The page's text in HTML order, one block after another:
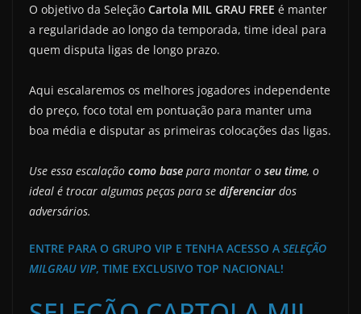
O objetivo da Seleção Cartola MIL GRAU FREE é manter
a regularidade ao longo da temporada, time ideal para
quem disputa ligas de longo prazo.
Aqui escalaremos os melhores jogadores independente
do preço, foco total em pontuação para manter uma
boa média e disputar as primeiras colocações das ligas.
Use essa escalação como base para montar o seu time, o
ideal é trocar algumas peças para se diferenciar dos
adversários.
ENTRE PARA O GRUPO VIP E TENHA ACESSO A SELEÇÃO
MILGRAU VIP, TIME EXCLUSIVO TOP NACIONAL!